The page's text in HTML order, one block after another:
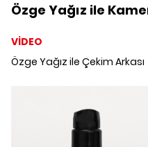
Özge Yağız ile
VİDEO
Özge Yağız ile Çekim Arkası